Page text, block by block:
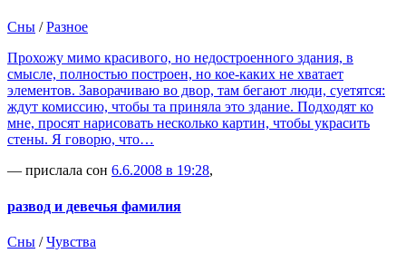
Сны /Разное
Прохожу мимо красивого, но недостроенного здания, в
смысле, полностью построен, но кое-каких не хватает
элементов. Заворачиваю во двор, там бегают люди, суетятся:
ждут комиссию, чтобы та приняла это здание. Подходят ко
мне, просят нарисовать несколько картин, чтобы украсить
стены. Я говорю, что…
— прислала сон 6.6.2008 в 19:28,
развод и девечья фамилия
Сны /Чувства